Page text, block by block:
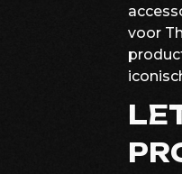
voor